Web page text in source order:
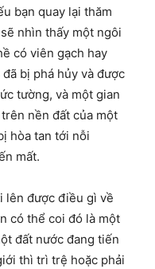
bạn quay lại thăm
nhìn thấy một ngôi
có viên gạch hay
bị phá hủy và được
tường, và một gian
nền đất của một
hòa tan tới nỗi
mất.
lên được điều gì về
có thể coi đó là một
đất nước đang tiến
thì trì trệ hoặc phải